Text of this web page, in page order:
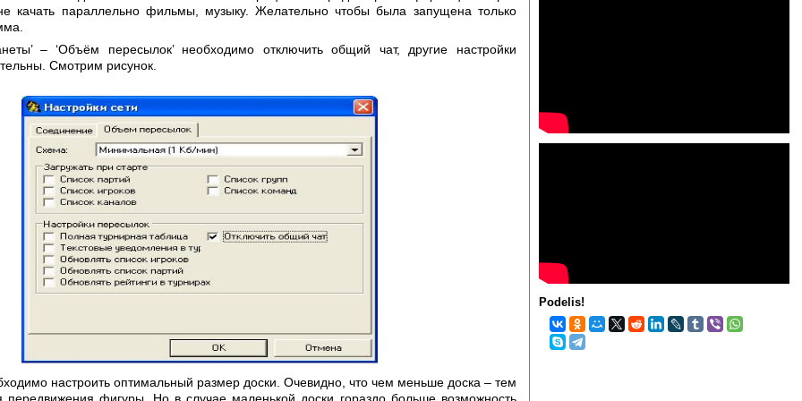
качать параллельно фильмы, музыку. Желательно чтобы была запущена только
– ‘Объём пересылок’ необходимо отключить общий чат, другие настройки
Смотрим рисунок.
настроить оптимальный размер доски. Очевидно, что чем меньше доска – тем
Podelis!